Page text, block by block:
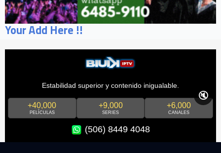
Your Add Here !!
Estabilidad superior y contenido inigualable.
+40,000
PELÍCULAS
+9,000
SERIES
+6,000
CANALES
(506) 8449 4048
🔇